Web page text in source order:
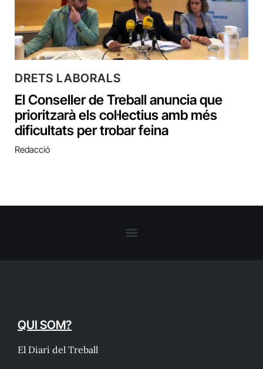
DRETS LABORALS
El Conseller de Treball anuncia que
prioritzarà els col·lectius amb més
dificultats per trobar feina
Redacció
QUI SOM?
El Diari del Treball